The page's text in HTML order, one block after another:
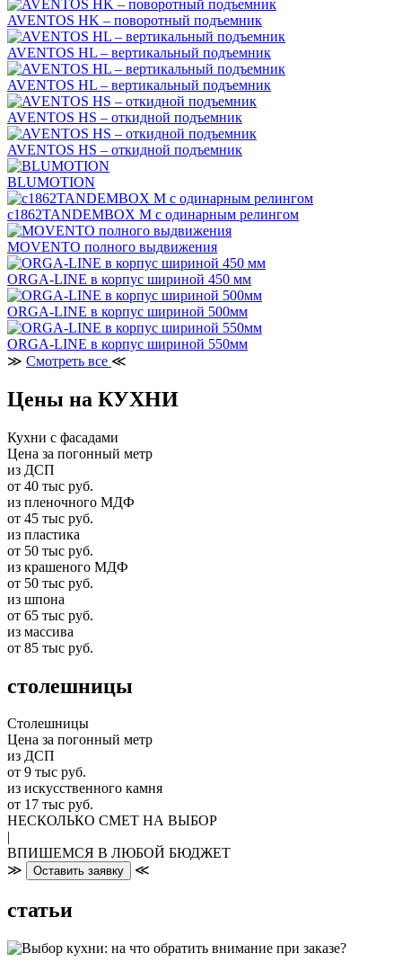
AVENTOS HK – поворотный подъемник
AVENTOS HL – вертикальный подъемник
AVENTOS HL – вертикальный подъемник
AVENTOS HS – откидной подъемник
AVENTOS HS – откидной подъемник
BLUMOTION
c1862TANDEMBOX М с одинарным релингом
MOVENTO полного выдвижения
ORGA-LINE в корпус шириной 450 мм
ORGA-LINE в корпус шириной 500мм
ORGA-LINE в корпус шириной 550мм
≫ Смотреть все ≪
Цены на КУХНИ
Кухни с фасадами
Цена за погонный метр
из ДСП
от 40 тыс руб.
из пленочного МДФ
от 45 тыс руб.
из пластика
от 50 тыс руб.
из крашеного МДФ
от 50 тыс руб.
из шпона
от 65 тыс руб.
из массива
от 85 тыс руб.
столешницы
Столешницы
Цена за погонный метр
из ДСП
от 9 тыс руб.
из искусственного камня
от 17 тыс руб.
НЕСКОЛЬКО СМЕТ НА ВЫБОР
ВПИШЕМСЯ В ЛЮБОЙ БЮДЖЕТ
≫
Оставить заявку ≪
статьи